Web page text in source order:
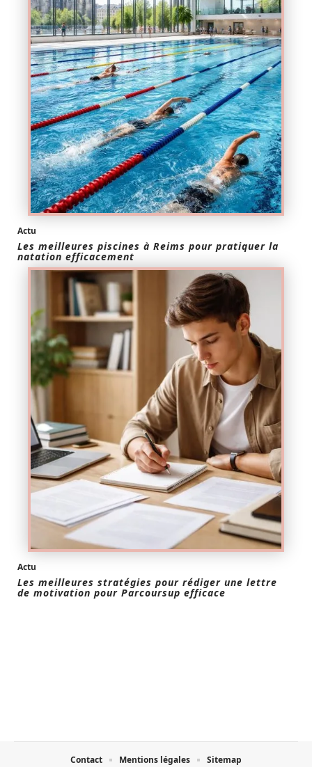
Actu
Les meilleures piscines à Reims pour pratiquer la
natation efficacement
Actu
Les meilleures stratégies pour rédiger une lettre
de motivation pour Parcoursup efficace
Contact Mentions légales Sitemap